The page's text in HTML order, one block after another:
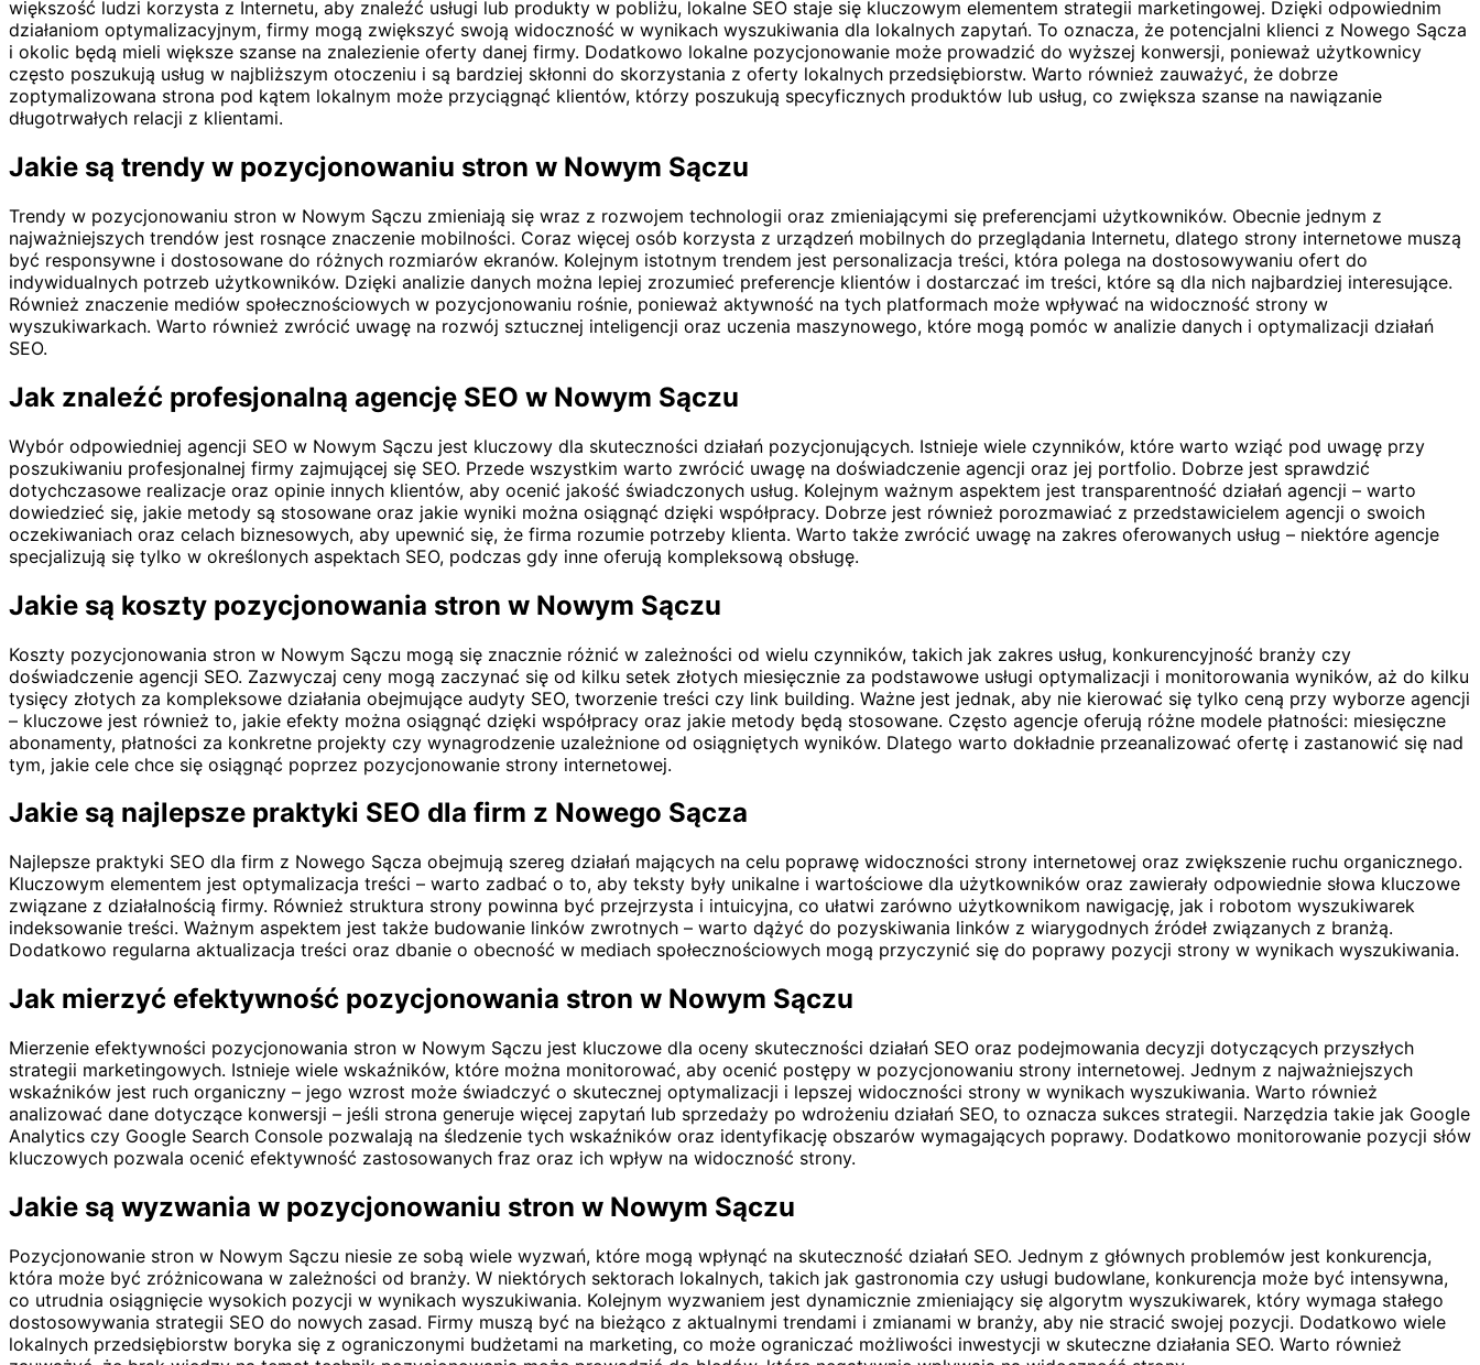
większość ludzi korzysta z Internetu, aby znaleźć usługi lub produkty w pobliżu, lokalne SEO staje się kluczowym elementem strategii marketingowej. Dzięki odpowiednim
działaniom optymalizacyjnym, firmy mogą zwiększyć swoją widoczność w wynikach wyszukiwania dla lokalnych zapytań. To oznacza, że potencjalni klienci z Nowego Sącza
i okolic będą mieli większe szanse na znalezienie oferty danej firmy. Dodatkowo lokalne pozycjonowanie może prowadzić do wyższej konwersji, ponieważ użytkownicy
często poszukują usług w najbliższym otoczeniu i są bardziej skłonni do skorzystania z oferty lokalnych przedsiębiorstw. Warto również zauważyć, że dobrze
zoptymalizowana strona pod kątem lokalnym może przyciągnąć klientów, którzy poszukują specyficznych produktów lub usług, co zwiększa szanse na nawiązanie
długotrwałych relacji z klientami.
Jakie są trendy w pozycjonowaniu stron w Nowym Sączu
Trendy w pozycjonowaniu stron w Nowym Sączu zmieniają się wraz z rozwojem technologii oraz zmieniającymi się preferencjami użytkowników. Obecnie jednym z
najważniejszych trendów jest rosnące znaczenie mobilności. Coraz więcej osób korzysta z urządzeń mobilnych do przeglądania Internetu, dlatego strony internetowe muszą
być responsywne i dostosowane do różnych rozmiarów ekranów. Kolejnym istotnym trendem jest personalizacja treści, która polega na dostosowywaniu ofert do
indywidualnych potrzeb użytkowników. Dzięki analizie danych można lepiej zrozumieć preferencje klientów i dostarczać im treści, które są dla nich najbardziej interesujące.
Również znaczenie mediów społecznościowych w pozycjonowaniu rośnie, ponieważ aktywność na tych platformach może wpływać na widoczność strony w
wyszukiwarkach. Warto również zwrócić uwagę na rozwój sztucznej inteligencji oraz uczenia maszynowego, które mogą pomóc w analizie danych i optymalizacji działań
SEO.
Jak znaleźć profesjonalną agencję SEO w Nowym Sączu
Wybór odpowiedniej agencji SEO w Nowym Sączu jest kluczowy dla skuteczności działań pozycjonujących. Istnieje wiele czynników, które warto wziąć pod uwagę przy
poszukiwaniu profesjonalnej firmy zajmującej się SEO. Przede wszystkim warto zwrócić uwagę na doświadczenie agencji oraz jej portfolio. Dobrze jest sprawdzić
dotychczasowe realizacje oraz opinie innych klientów, aby ocenić jakość świadczonych usług. Kolejnym ważnym aspektem jest transparentność działań agencji – warto
dowiedzieć się, jakie metody są stosowane oraz jakie wyniki można osiągnąć dzięki współpracy. Dobrze jest również porozmawiać z przedstawicielem agencji o swoich
oczekiwaniach oraz celach biznesowych, aby upewnić się, że firma rozumie potrzeby klienta. Warto także zwrócić uwagę na zakres oferowanych usług – niektóre agencje
specjalizują się tylko w określonych aspektach SEO, podczas gdy inne oferują kompleksową obsługę.
Jakie są koszty pozycjonowania stron w Nowym Sączu
Koszty pozycjonowania stron w Nowym Sączu mogą się znacznie różnić w zależności od wielu czynników, takich jak zakres usług, konkurencyjność branży czy
doświadczenie agencji SEO. Zazwyczaj ceny mogą zaczynać się od kilku setek złotych miesięcznie za podstawowe usługi optymalizacji i monitorowania wyników, aż do kilku
tysięcy złotych za kompleksowe działania obejmujące audyty SEO, tworzenie treści czy link building. Ważne jest jednak, aby nie kierować się tylko ceną przy wyborze agencji
– kluczowe jest również to, jakie efekty można osiągnąć dzięki współpracy oraz jakie metody będą stosowane. Często agencje oferują różne modele płatności: miesięczne
abonamenty, płatności za konkretne projekty czy wynagrodzenie uzależnione od osiągniętych wyników. Dlatego warto dokładnie przeanalizować ofertę i zastanowić się nad
tym, jakie cele chce się osiągnąć poprzez pozycjonowanie strony internetowej.
Jakie są najlepsze praktyki SEO dla firm z Nowego Sącza
Najlepsze praktyki SEO dla firm z Nowego Sącza obejmują szereg działań mających na celu poprawę widoczności strony internetowej oraz zwiększenie ruchu organicznego.
Kluczowym elementem jest optymalizacja treści – warto zadbać o to, aby teksty były unikalne i wartościowe dla użytkowników oraz zawierały odpowiednie słowa kluczowe
związane z działalnością firmy. Również struktura strony powinna być przejrzysta i intuicyjna, co ułatwi zarówno użytkownikom nawigację, jak i robotom wyszukiwarek
indeksowanie treści. Ważnym aspektem jest także budowanie linków zwrotnych – warto dążyć do pozyskiwania linków z wiarygodnych źródeł związanych z branżą.
Dodatkowo regularna aktualizacja treści oraz dbanie o obecność w mediach społecznościowych mogą przyczynić się do poprawy pozycji strony w wynikach wyszukiwania.
Jak mierzyć efektywność pozycjonowania stron w Nowym Sączu
Mierzenie efektywności pozycjonowania stron w Nowym Sączu jest kluczowe dla oceny skuteczności działań SEO oraz podejmowania decyzji dotyczących przyszłych
strategii marketingowych. Istnieje wiele wskaźników, które można monitorować, aby ocenić postępy w pozycjonowaniu strony internetowej. Jednym z najważniejszych
wskaźników jest ruch organiczny – jego wzrost może świadczyć o skutecznej optymalizacji i lepszej widoczności strony w wynikach wyszukiwania. Warto również
analizować dane dotyczące konwersji – jeśli strona generuje więcej zapytań lub sprzedaży po wdrożeniu działań SEO, to oznacza sukces strategii. Narzędzia takie jak Google
Analytics czy Google Search Console pozwalają na śledzenie tych wskaźników oraz identyfikację obszarów wymagających poprawy. Dodatkowo monitorowanie pozycji słów
kluczowych pozwala ocenić efektywność zastosowanych fraz oraz ich wpływ na widoczność strony.
Jakie są wyzwania w pozycjonowaniu stron w Nowym Sączu
Pozycjonowanie stron w Nowym Sączu niesie ze sobą wiele wyzwań, które mogą wpłynąć na skuteczność działań SEO. Jednym z głównych problemów jest konkurencja,
która może być zróżnicowana w zależności od branży. W niektórych sektorach lokalnych, takich jak gastronomia czy usługi budowlane, konkurencja może być intensywna,
co utrudnia osiągnięcie wysokich pozycji w wynikach wyszukiwania. Kolejnym wyzwaniem jest dynamicznie zmieniający się algorytm wyszukiwarek, który wymaga stałego
dostosowywania strategii SEO do nowych zasad. Firmy muszą być na bieżąco z aktualnymi trendami i zmianami w branży, aby nie stracić swojej pozycji. Dodatkowo wiele
lokalnych przedsiębiorstw boryka się z ograniczonymi budżetami na marketing, co może ograniczać możliwości inwestycji w skuteczne działania SEO. Warto również